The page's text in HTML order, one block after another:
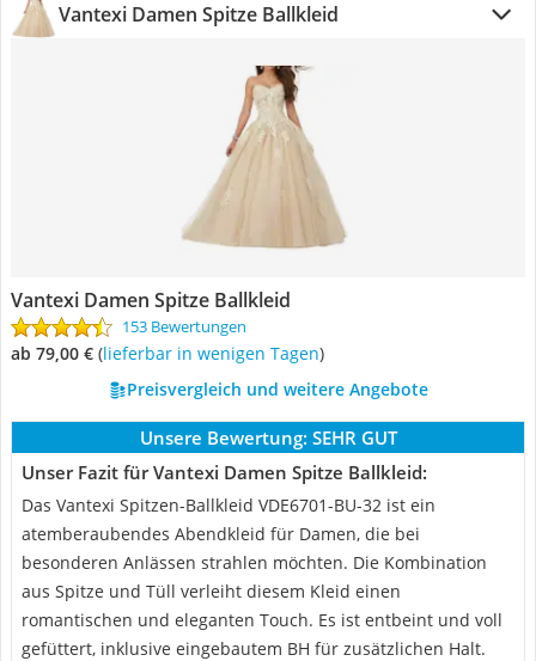
Vantexi Damen Spitze Ballkleid
Vantexi Damen Spitze Ballkleid
153 Bewertungen
ab 79,00 € ( Lieferbar in wenigen Tagen)
Preisvergleich und weitere Angebote
Unsere Bewertung: SEHR GUT
Unser Fazit für Vantexi Damen Spitze Ballkleid:
Das Vantexi Spitzen-Ballkleid VDE6701-BU-32 ist ein
atemberaubendes Abendkleid für Damen, die bei
besonderen Anlässen strahlen möchten. Die Kombination
aus Spitze und Tüll verleiht diesem Kleid einen
romantischen und eleganten Touch. Es ist entbeint und voll
gefüttert, inklusive eingebautem BH für zusätzlichen Halt.